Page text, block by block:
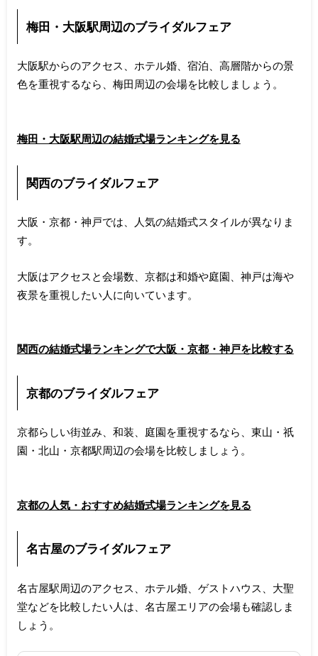
梅田・大阪駅周辺のブライダルフェア
大阪駅からのアクセス、ホテル婚、宿泊、高層階からの景
色を重視するなら、梅田周辺の会場を比較しましょう。
梅田・大阪駅周辺の結婚式場ランキングを見る
関西のブライダルフェア
大阪・京都・神戸では、人気の結婚式スタイルが異なりま
す。
大阪はアクセスと会場数、京都は和婚や庭園、神戸は海や
夜景を重視したい人に向いています。
関西の結婚式場ランキングで大阪・京都・神戸を比較する
京都のブライダルフェア
京都らしい街並み、和装、庭園を重視するなら、東山・祇
園・北山・京都駅周辺の会場を比較しましょう。
京都の人気・おすすめ結婚式場ランキングを見る
名古屋のブライダルフェア
名古屋駅周辺のアクセス、ホテル婚、ゲストハウス、大聖
堂などを比較したい人は、名古屋エリアの会場も確認しま
しょう。